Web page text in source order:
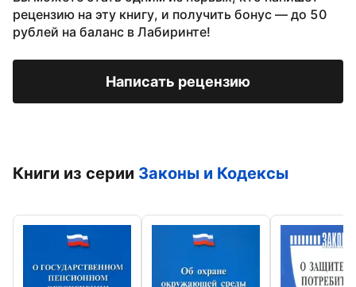
рецензию на эту книгу, и получить бонус — до 50
рублей на баланс в Лабиринте!
Написать рецензию
Книги из серии Законы и Кодексы